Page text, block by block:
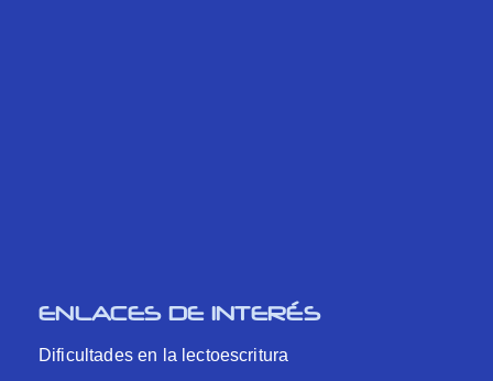
ENLACES DE INTERÉS
Dificultades en la lectoescritura